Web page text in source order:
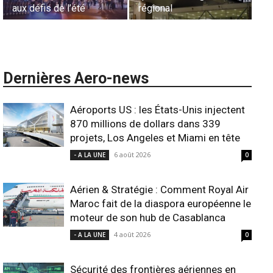
l’harmonisation
régional
Dernières Aero-news
Aéroports US : les États-Unis injectent
870 millions de dollars dans 339
projets, Los Angeles et Miami en tête
- A LA UNE 6 août 2026 0
Aérien & Stratégie : Comment Royal Air
Maroc fait de la diaspora européenne le
moteur de son hub de Casablanca
- A LA UNE 4 août 2026 0
Sécurité des frontières aériennes en